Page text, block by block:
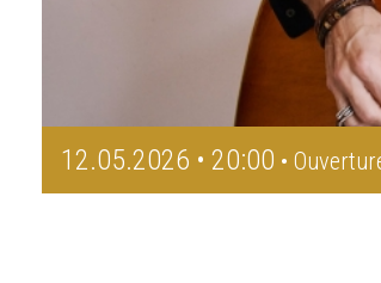
12.05.2026 • 20:00 •